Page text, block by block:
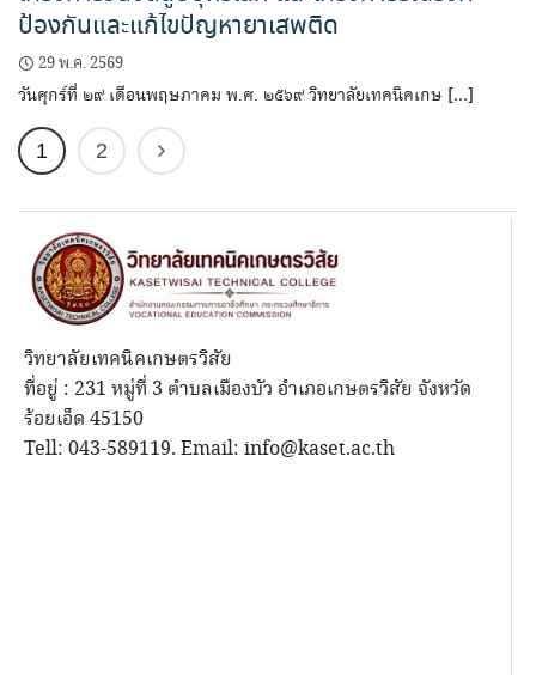
ป้องกันและแก้ไขปัญหายาเสพติด
29 พ.ค. 2569
วันศุกร์ที่ ๒๙ เดือนพฤษภาคม พ.ศ. ๒๕๖๙ วิทยาลัยเทคนิคเกษ […]
1 2
วิทยาลัยเทคนิคเกษตรวิสัย
ที่อยู่ : 231 หมู่ที่ 3 ตำบลเมืองบัว อำเภอเกษตรวิสัย จังหวัด
ร้อยเอ็ด 45150
Tell: 043-589119. Email: info@kaset.ac.th